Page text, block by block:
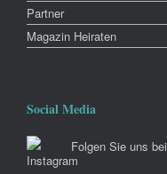
Partner
Magazin Heiraten
Social Media
Folgen Sie uns